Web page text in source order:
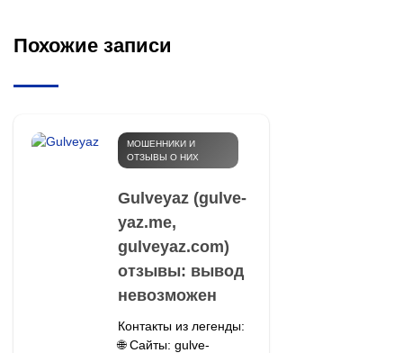
Похожие записи
МОШЕННИКИ И
ОТЗЫВЫ О НИХ
Gulveyaz (gulve-
yaz.me,
gulveyaz.com)
отзывы: вывод
невозможен
Контакты из легенды:
🌐 Сайты: gulve-